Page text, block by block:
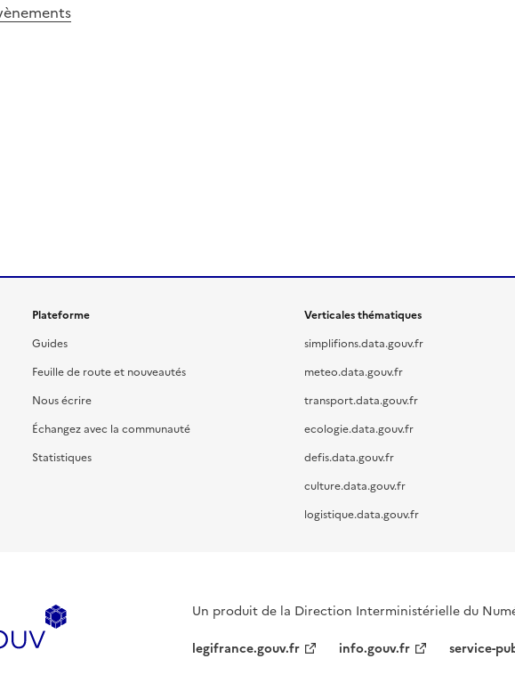
Plateforme
Guides
Feuille de route et nouveautés
Nous écrire
Échangez avec la communauté
Statistiques
Verticales thématiques
simplifions.data.gouv.fr
meteo.data.gouv.fr
transport.data.gouv.fr
ecologie.data.gouv.fr
defis.data.gouv.fr
culture.data.gouv.fr
logistique.data.gouv.fr
Un produit de la Direction Interministérielle du
legifrance.gouv.fr
info.gouv.fr service-